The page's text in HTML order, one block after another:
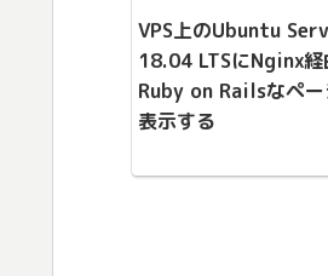
VPS上のUbuntu
18.04 LTSにNginx経
Ruby on Railsなペー
表示する